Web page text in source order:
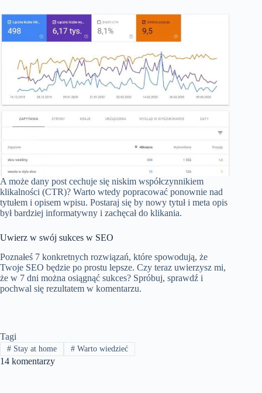
A może dany post cechuje się niskim współczynnikiem
klikalności (CTR)? Warto wtedy popracować ponownie nad
tytułem i opisem wpisu. Postaraj się by nowy tytuł i meta opis
był bardziej informatywny i zachęcał do klikania.
Uwierz w swój sukces w SEO
Poznałeś 7 konkretnych rozwiązań, które spowodują, że
Twoje SEO będzie po prostu lepsze. Czy teraz uwierzysz mi,
że w 7 dni można osiągnąć sukces? Spróbuj, sprawdź i
pochwal się rezultatem w komentarzu.
Tagi
#Stay at home #Warto wiedzieć
14 komentarzy